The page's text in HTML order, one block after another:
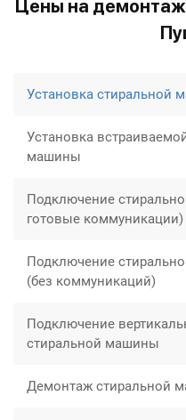
Цены на
Установка стиральной
Установка
машины
Подключение
готовые коммуникации)
Подключение
(без коммуникаций)
Подключение
стиральной машины
Демонтаж стиральной